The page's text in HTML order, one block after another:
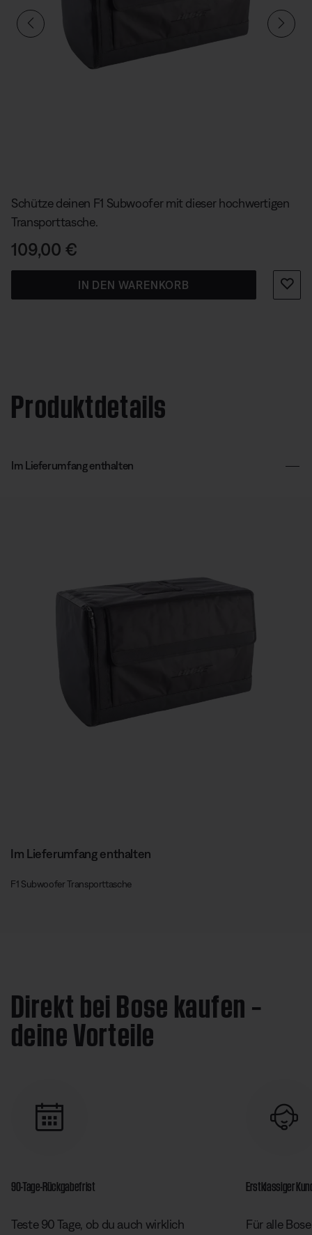
Schütze deinen F1 Subwoofer mit dieser hochwertigen
Transporttasche.
Preis:
109,00 €
IN DEN WARENKORB
Produktdetails
Im Lieferumfang enthalten
Im Lieferumfang enthalten
F1 Subwoofer Transporttasche
Direkt bei Bose kaufen –
deine Vorteile
90-Tage-Rückgabefrist
Teste 90 Tage, ob du auch wirklich
Erstklassiger
Für alle